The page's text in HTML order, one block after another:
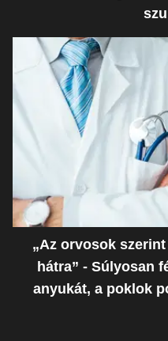
„Az orvosok
hátra” - Súlyosan
anyukát, a poklok